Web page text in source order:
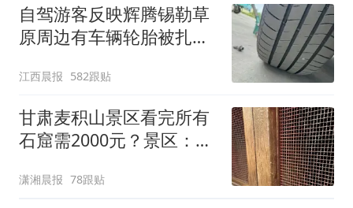
自驾游客反映辉腾锡勒草
原周边有车辆轮胎被扎，
元，官方发布情况通报
江西晨报 582跟贴
甘肃麦积山景区看完所有
石窟需2000元？景区：部
可按需买
潇湘晨报 78跟贴